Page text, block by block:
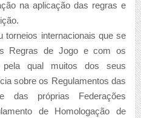
na aplicação das regras e
torneios internacionais que se
Regras de Jogo e com os
pela qual muitos dos seus
sobre os Regulamentos das
das próprias Federações
de Homologação de